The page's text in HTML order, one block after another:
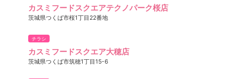
カスミフードスクエアテクノパーク桜店
茨城県つくば市桜1丁目22番地
チラシ
カスミフードスクエア大穂店
茨城県つくば市筑穂1丁目15-6